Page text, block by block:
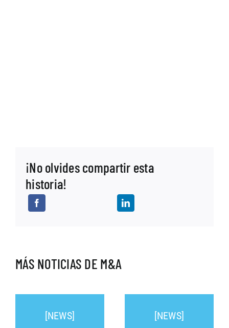
¡No olvides compartir esta
historia!
MÁS NOTICIAS DE M&A
[NEWS] [NEWS]